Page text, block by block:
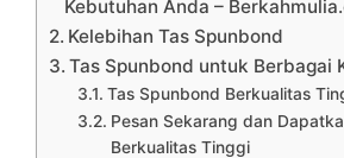
Kebutuhan Anda –
Kelebihan Tas Spunbond
Tas Spunbond untuk Berbagai
Tas Spunbond Berkualitas
Pesan Sekarang dan
Berkualitas Tinggi